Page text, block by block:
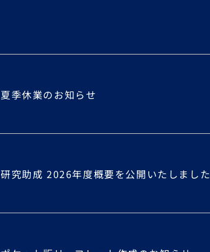
夏季休業のお知らせ
研究助成 2026年度概要を公開いたしました